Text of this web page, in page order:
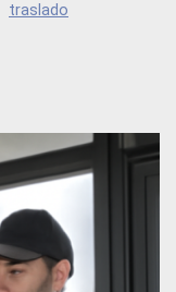
traslado